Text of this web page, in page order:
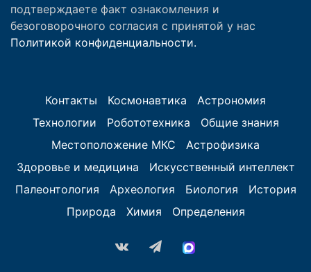
подтверждаете факт ознакомления и
безоговорочного согласия с принятой у нас
Политикой конфиденциальности.
Контакты Космонавтика
Астрономия
Технологии
Робототехника
Общие знания
Местоположение МКС
Астрофизика
Здоровье и медицина
Искусственный интеллект
Палеонтология
Археология Биология
История
Природа
Химия Определения
vk.com Telegram